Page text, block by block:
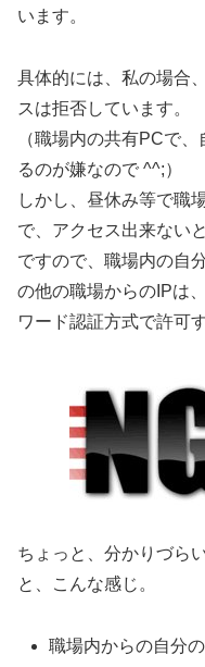
います。
具体的には、私の場合
スは拒否しています。
（職場内の共有PCで
るのが嫌なので ^^;）
しかし、昼休み等で職
で、アクセス出来ない
ですので、職場内の自
の他の職場からのIPは
ワード認証方式で許可
ちょっと、分かりづら
と、こんな感じ。
職場内からの自